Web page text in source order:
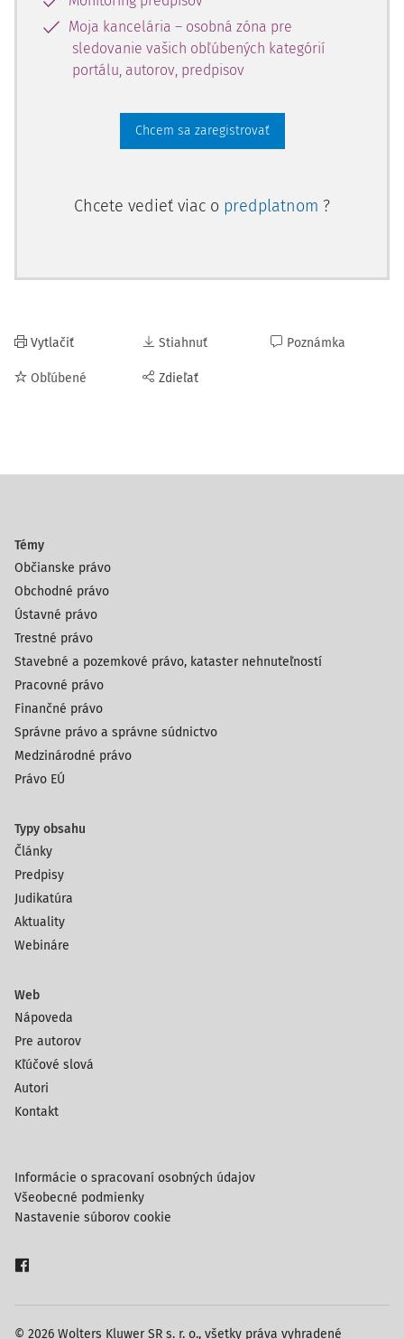
Moja kancelária – osobná zóna pre
sledovanie vašich obľúbených kategórií
portálu, autorov, predpisov
Chcem sa zaregistrovať
Chcete vedieť viac o predplatnom ?
Vytlačiť
Obľúbené
Stiahnuť
Zdieľať
Poznámka
Témy
Občianske právo
Obchodné právo
Ústavné právo
Trestné právo
Stavebné a pozemkové právo, kataster nehnuteľností
Pracovné právo
Finančné právo
Správne právo a správne súdnictvo
Medzinárodné právo
Právo EÚ
Typy obsahu
Články
Predpisy
Judikatúra
Aktuality
Webináre
Web
Nápoveda
Pre autorov
Kľúčové slová
Autori
Kontakt
© 2026 Wolters Kluwer SR s. r. o., všetky práva vyhradené
Informácie o spracovaní osobných údajov
Všeobecné podmienky
Nastavenie súborov cookie